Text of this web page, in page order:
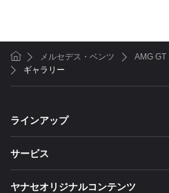
ホームメルセデス・ベンツ
AMG GT
ギャラリー
ラインアップ
サービス
ヤナセオリジナルコンテンツ